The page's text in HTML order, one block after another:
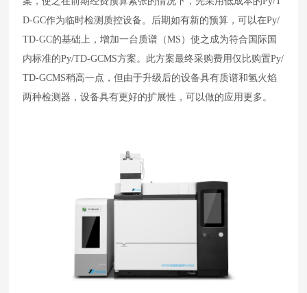
D-GC作为临时检测质控设备。后期如有新的预算，可以在Py/
TD-GC的基础上，增加一台质谱（MS ）使之成为符合国际国
内标准的Py/TD-GCMS方案。此方案最终采购费用仅比购置Py/
TD-GCMS稍高一点，但由于升级后的设备具有质谱和氢火焰
两种检测器，设备具有更好的扩展性，可以做的应用更多。